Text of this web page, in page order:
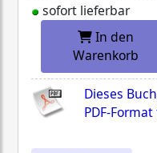
sofort lieferbar
In den
Warenkorb
Dieses
PDF-